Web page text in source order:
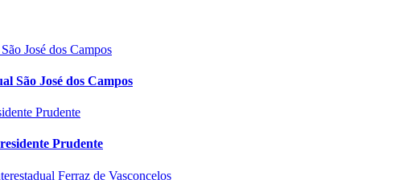
São José dos Campos
Prudente